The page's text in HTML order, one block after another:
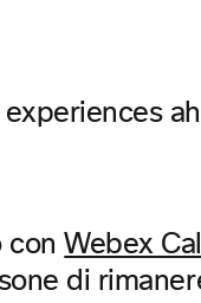
conWebex
di